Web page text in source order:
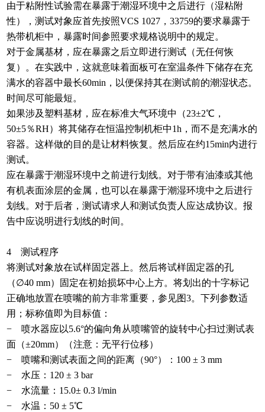
由于粘附性试验需在暴露于潮湿环境中之后进行（湿粘附
性），测试对象应首先按照VCS 1027，33759的要求暴露于
热带机柜中，暴露时间参照要求规格说明中的规定。
对于金属基材，应在暴露之后立即进行测试（无任何恢
复）。在实践中，这就意味着面板可在室温条件下储存在充
满水的容器中最长60min，以便保持其在测试前的潮湿状态。
时间尽可能最短。
如果涉及塑料基材，应在标准大气环境中（23±2℃，
50±5％RH）将其储存在恒温控制机柜中1h，而不是充满水的
容器。这样做的目的是让材料恢复。然后应在约15min内进行
测试。
应在暴露于潮湿环境中之前进行划线。对于带有油漆或其他
有机表面涂层的金属，也可以在暴露于潮湿环境中之后进行
划线。对于后者，测试请求人和测试负责人应达成协议。报
告中应说明进行划线的时间。
4 测试程序
将测试对象放在试样固定器上。然后将试样固定器的孔
（∅40 mm）固定在初始损坏中心上方。将划出的十字标记
正确地放置在喷嘴的前方非常重要，参见图3。下列参数适
用；标称值即为目标值：
− 喷水器应以5.6°的偏向角从喷嘴管的旋转中心扫过测试表
面（±20mm）（注意：无平行位移）
− 喷嘴和测试表面之间的距离（90°）：100 ± 3 mm
− 水压：120 ± 3 bar
− 水流量：15.0± 0.3 l/min
− 水温：50 ± 5℃